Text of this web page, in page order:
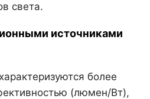
света.
источниками
более
(люмен/Вт),